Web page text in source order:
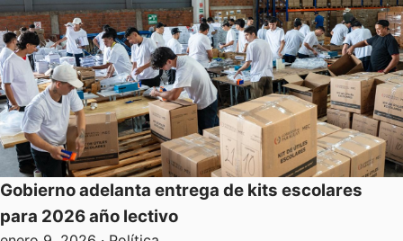
Gobierno adelanta entrega de kits escolares
para 2026 año lectivo